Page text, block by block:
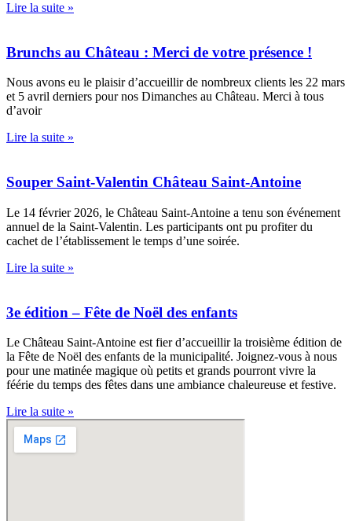
Lire la suite »
Brunchs au Château : Merci de votre présence !
Nous avons eu le plaisir d’accueillir de nombreux clients les 22 mars
et 5 avril derniers pour nos Dimanches au Château. Merci à tous
d’avoir
Lire la suite »
Souper Saint-Valentin Château Saint-Antoine
Le 14 février 2026, le Château Saint-Antoine a tenu son événement
annuel de la Saint-Valentin. Les participants ont pu profiter du
cachet de l’établissement le temps d’une soirée.
Lire la suite »
3e édition – Fête de Noël des enfants
Le Château Saint-Antoine est fier d’accueillir la troisième édition de
la Fête de Noël des enfants de la municipalité. Joignez-vous à nous
pour une matinée magique où petits et grands pourront vivre la
féérie du temps des fêtes dans une ambiance chaleureuse et festive.
Lire la suite »